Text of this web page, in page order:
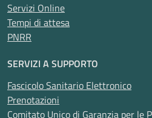
Servizi Online
Tempi di attesa
PNRR
SERVIZI A SUPPORTO
Fascicolo Sanitario Elettronico
Prenotazioni
Comitato Unico di Garanzia per le